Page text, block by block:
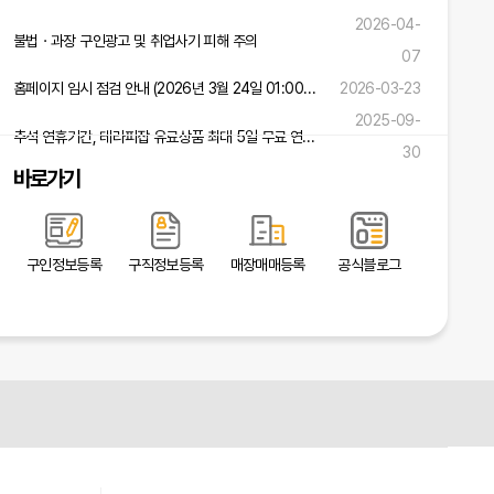
불법ㆍ과장 구인광고 및 취업사기 피해 주의
2026-04-
07
홈페이지 임시 점검 안내 (2026년 3월 24일 01:00 ~ 02:00)
2026-03-23
추석 연휴기간, 테라피잡 유료상품 최대 5일 무료 연장 혜택!
2025-09-
30
바로가기
구인정보등록 구직정보등록 매장매매등록 공식블로그